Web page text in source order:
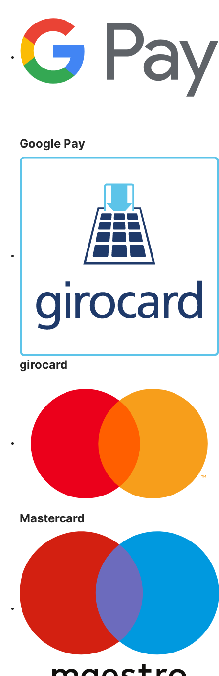
Google Pay
girocard
Mastercard